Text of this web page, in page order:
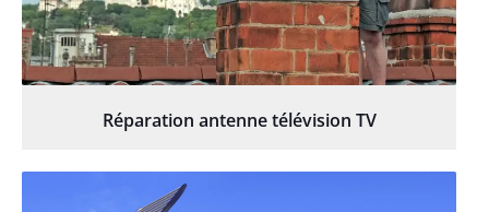
Réparation antenne télévision TV